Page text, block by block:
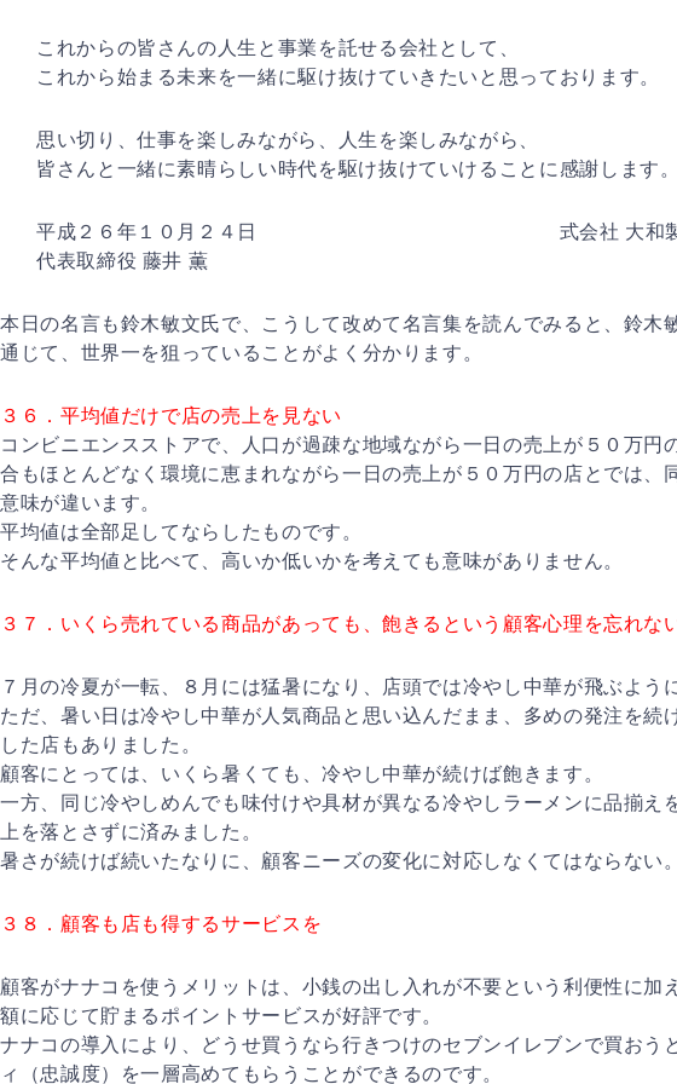
これからの皆さんの人生と事業を託せる会社として、
これから始まる未来を一緒に駆け抜けていきたいと思っております。
思い切り、仕事を楽しみながら、人生を楽しみながら、
皆さんと一緒に素晴らしい時代を駆け抜けていけることに感謝します。
平成２６年１０月２４日 式会社 大和製
代表取締役 藤井 薫
本日の名言も鈴木敏文氏で、こうして改めて名言集を読んでみると、鈴木
通じて、世界一を狙っていることがよく分かります。
３６．平均値だけで店の売上を見ない
コンビニエンスストアで、人口が過疎な地域ながら一日の売上が５０万円
合もほとんどなく環境に恵まれながら一日の売上が５０万円の店とでは、
意味が違います。
平均値は全部足してならしたものです。
そんな平均値と比べて、高いか低いかを考えても意味がありません。
３７．いくら売れている商品があっても、飽きるという顧客心理を忘れな
７月の冷夏が一転、８月には猛暑になり、店頭では冷やし中華が飛ぶよう
ただ、暑い日は冷やし中華が人気商品と思い込んだまま、多めの発注を続
した店もありました。
顧客にとっては、いくら暑くても、冷やし中華が続けば飽きます。
一方、同じ冷やしめんでも味付けや具材が異なる冷やしラーメンに品揃え
上を落とさずに済みました。
暑さが続けば続いたなりに、顧客ニーズの変化に対応しなくてはならない。
３８．顧客も店も得するサービスを
顧客がナナコを使うメリットは、小銭の出し入れが不要という利便性に加
額に応じて貯まるポイントサービスが好評です。
ナナコの導入により、どうせ買うなら行きつけのセブンイレブンで買おう
ィ（忠誠度）を一層高めてもらうことができるのです。